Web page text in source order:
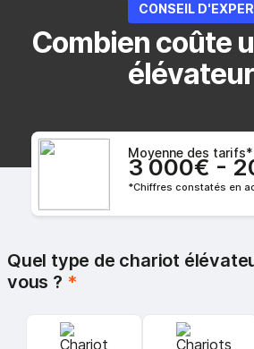
CONSEIL
Combien coûte
Moyenne des tarifs*
3 000€ -
*Chiffres constatés en
Quel type de chariot
vous ? *